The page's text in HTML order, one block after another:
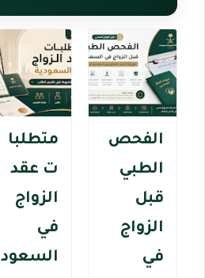
الفحص
الطبي
قبل
الزواج
في
متطلبا
ت عقد
الزواج
في
السعود